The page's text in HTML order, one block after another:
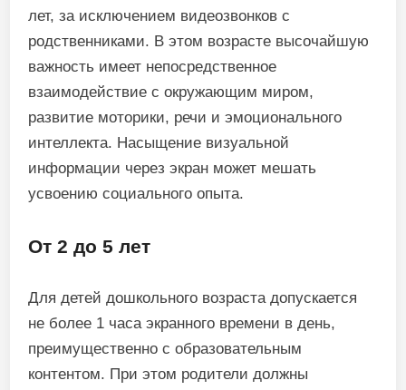
лет, за исключением видеозвонков с
родственниками. В этом возрасте высочайшую
важность имеет непосредственное
взаимодействие с окружающим миром,
развитие моторики, речи и эмоционального
интеллекта. Насыщение визуальной
информации через экран может мешать
усвоению социального опыта.
От 2 до 5 лет
Для детей дошкольного возраста допускается
не более 1 часа экранного времени в день,
преимущественно с образовательным
контентом. При этом родители должны